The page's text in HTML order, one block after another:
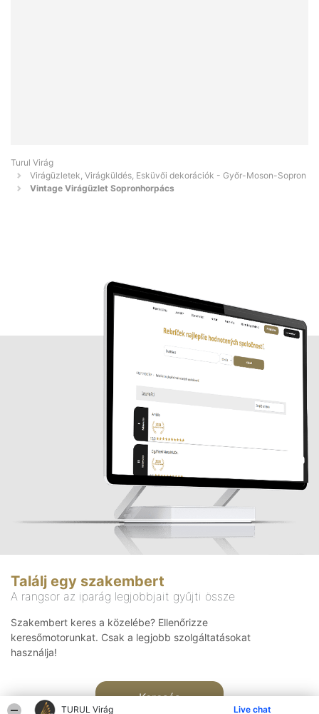
TURUL Virág Live chat
Turul Virág
Virágüzletek, Virágküldés, Esküvői dekorációk - Győr-Moson-Sopron
Vintage Virágüzlet Sopronhorpács
Találj egy szakembert
A rangsor az iparág legjobbjait gyűjti össze
Szakembert keres a közelébe? Ellenőrizze
keresőmotorunkat. Csak a legjobb szolgáltatásokat
használja!
Keresés